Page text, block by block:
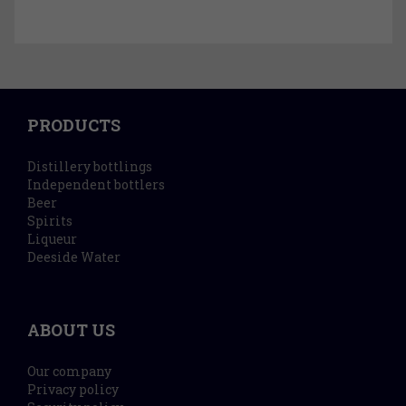
PRODUCTS
Distillery bottlings
Independent bottlers
Beer
Spirits
Liqueur
Deeside Water
ABOUT US
Our company
Privacy policy